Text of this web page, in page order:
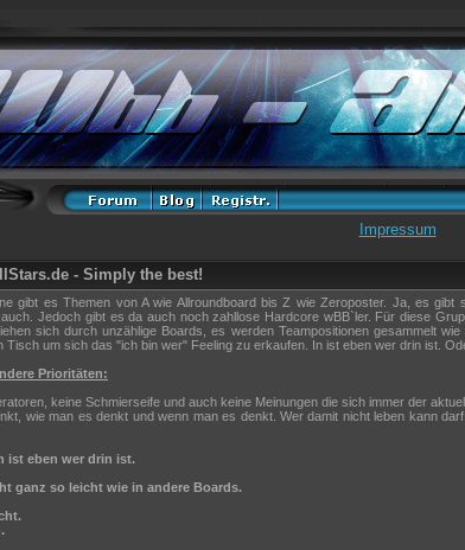
Impressum
- Simply the best!
gibt es Themen von A wie Allroundboard bis Z wie Zeroposter. Ja, es
Jedoch gibt es da auch noch zahllose Hardcore wBB`ler. Für diese
sich durch unzählige Boards, es werden Teampositionen gesammelt
Tisch um sich das "ich bin wer" Feeling zu erkaufen. In ist eben wer drin ist.
Prioritäten:
keine Schmierseife und auch keine Meinungen die sich immer der
wie man es denkt und wenn man es denkt. Wer damit nicht leben kann
ist eben wer drin ist.
ganz so leicht wie in andere Boards.